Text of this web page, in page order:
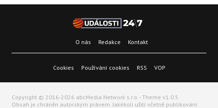
O nás Redakce Kontakt
Cookies Používání cookies RSS VOP
Copyright © 2016-2026 abcMedia Network s.r.o. - Theme v1.0.5
Obsah je chráněn autorským právem. Jakékoli užití včetně publikování